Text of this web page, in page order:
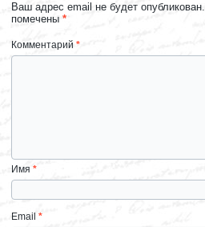
Ваш адрес email не будет опубликован.
помечены*
Комментарий*
Имя*
Email*